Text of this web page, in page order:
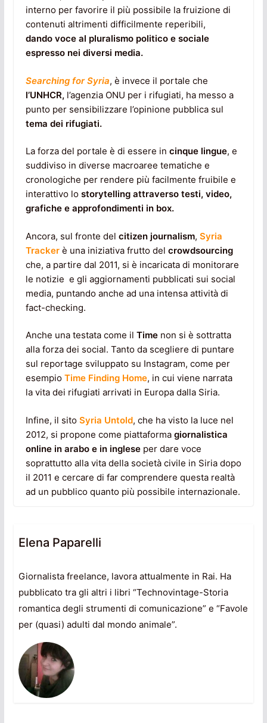
interno per favorire il più possibile la fruizione di
contenuti altrimenti difficilmente reperibili,
dando voce al pluralismo politico e sociale
espresso nei diversi media.
Searching for Syria, è invece il portale che
l’UNHCR,l’agenzia ONU per i rifugiati, ha messo a
punto per sensibilizzare l’opinione pubblica sul
tema dei rifugiati.
La forza del portale è di essere in cinque lingue, e
suddiviso in diverse macroaree tematiche e
cronologiche per rendere più facilmente fruibile e
interattivo lo storytelling attraverso testi, video,
grafiche e approfondimenti in box.
Ancora, sul fronte del citizen journalism, Syria
Trackerè una iniziativa frutto del crowdsourcing
che, a partire dal 2011, si è incaricata di monitorare
le notizie e gli aggiornamenti pubblicati sui social
media, puntando anche ad una intensa attività di
fact-checking.
Anche una testata come il Timenon si è sottratta
alla forza dei social. Tanto da scegliere di puntare
sul reportage sviluppato su Instagram, come per
esempio Time Finding Home, in cui viene narrata
la vita dei rifugiati arrivati in Europa dalla Siria.
Infine, il sito Syria Untold, che ha visto la luce nel
2012, si propone come piattaforma giornalistica
online in arabo e in ingleseper dare voce
soprattutto alla vita della società civile in Siria dopo
il 2011 e cercare di far comprendere questa realtà
ad un pubblico quanto più possibile internazionale.
Elena Paparelli
Giornalista freelance, lavora attualmente in Rai. Ha
pubblicato tra gli altri i libri “Technovintage-Storia
romantica degli strumenti di comunicazione” e “Favole
per (quasi) adulti dal mondo animale”.